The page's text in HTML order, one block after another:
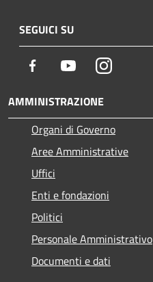
SEGUICI SU
Facebook YoutubeInstagram
AMMINISTRAZIONE
Organi di Governo
Aree Amministrative
Uffici
Enti e fondazioni
Politici
Personale Amministrativo
Documenti e dati